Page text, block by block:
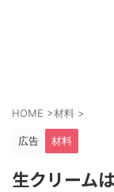
HOME >材料 >
広告 材料
生クリーム